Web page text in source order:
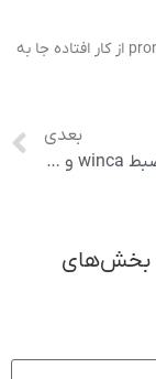
آی سی برنامه ضبط pronix تاچ و ال سی دی ضبط pronix از کار افتاده جا به
بعدی
کابل تصویر ضبط winca و vocal
بخش‌های